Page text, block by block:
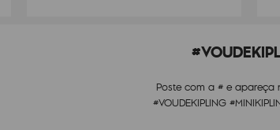
Poste com a # e apareça
#VOUDEKIPLING